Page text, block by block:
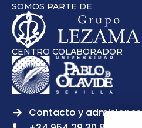
SOMOS PARTE DE
CENTRO COLABORADOR
Contacto y admisiones